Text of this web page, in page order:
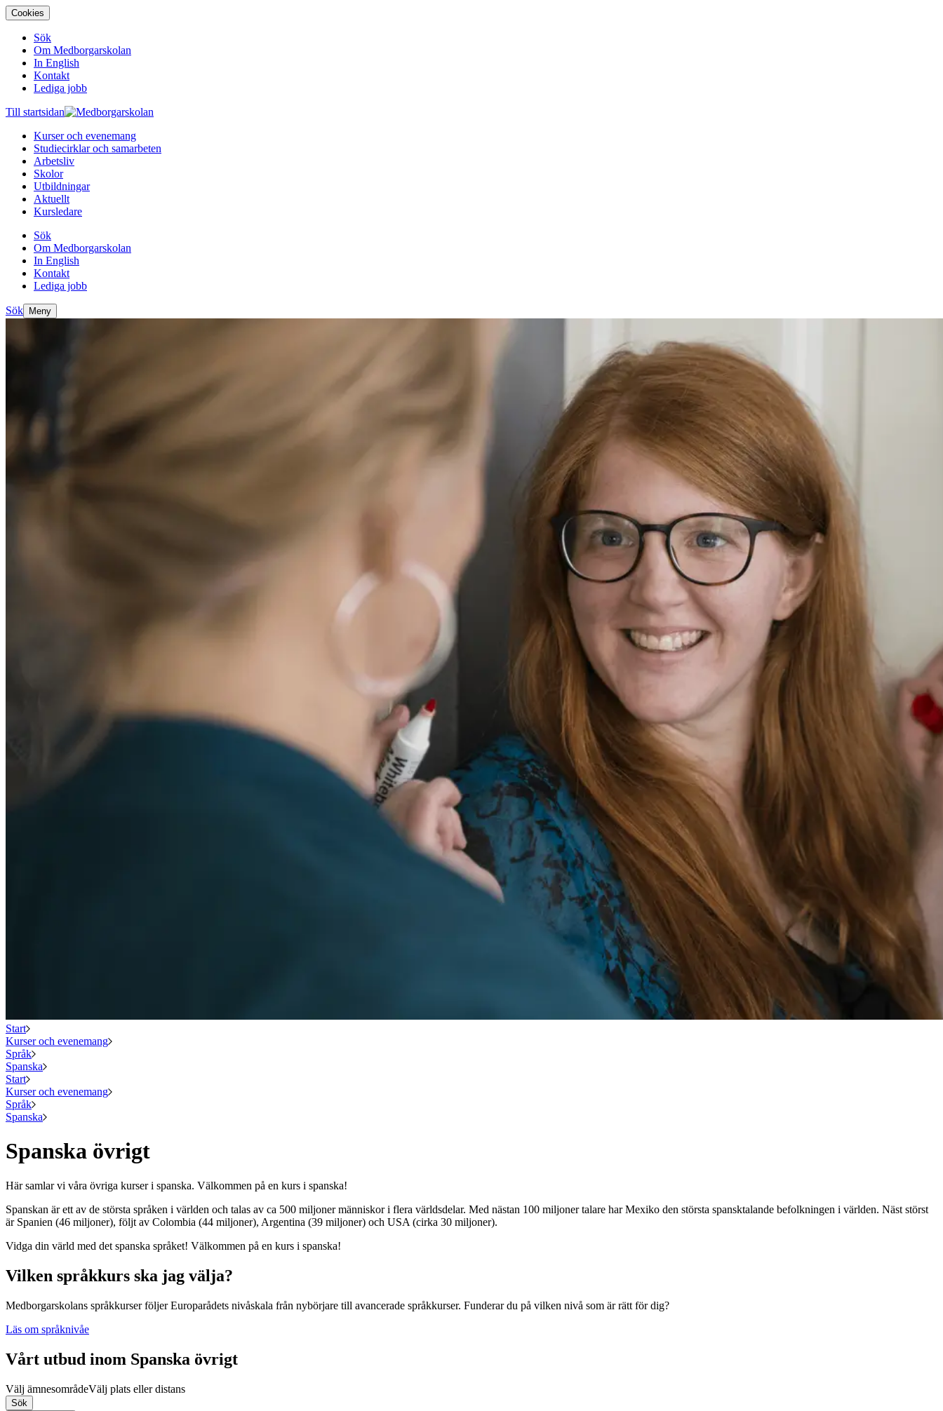
Cookies
Sök
Om Medborgarskolan
In English
Kontakt
Lediga jobb
Till startsidan
Kurser och evenemang
Studiecirklar och samarbeten
Arbetsliv
Skolor
Utbildningar
Aktuellt
Kursledare
Sök
Om Medborgarskolan
In English
Kontakt
Lediga jobb
Sök Meny
Start
Kurser och evenemang
Språk
Spanska
Start
Kurser och evenemang
Språk
Spanska
Spanska övrigt
Här samlar vi våra övriga kurser i spanska. Välkommen på en kurs i spanska!
Spanskan är ett av de största språken i världen och talas av ca 500 miljoner människor i flera världsdelar. Med nästan 100 miljoner talare har Mexiko den största spansktalande befolkningen i världen. Näst störst
är Spanien (46 miljoner), följt av Colombia (44 miljoner), Argentina (39 miljoner) och USA (cirka 30 miljoner).
Vidga din värld med det spanska språket! Välkommen på en kurs i spanska!
Vilken språkkurs ska jag välja?
Medborgarskolans språkkurser följer Europarådets nivåskala från nybörjare till avancerade språkkurser. Funderar du på vilken nivå som är rätt för dig?
Läs om språknivåe
Vårt utbud inom Spanska övrigt
Välj ämnesområdeVälj plats eller distans
Sök